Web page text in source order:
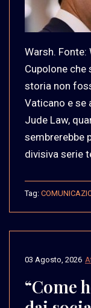
Warsh. Fonte:
Cupolone
storia non
Vaticano e se
Jude Law,
sembrerebbe
divisiva serie
Tag:
03 Agosto, 2026
“Come